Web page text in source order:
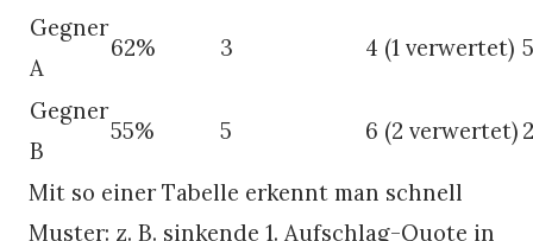
Gegner
A
62% 3 4 (1 verwertet)
Gegner
B
55% 5 6 (2 verwertet)
Mit so einer Tabelle erkennt man schnell
Muster: z. B. sinkende 1. Aufschlag-Quote in